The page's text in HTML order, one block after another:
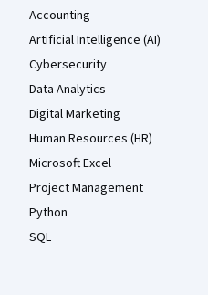
Accounting
Artificial Intelligence (AI)
Cybersecurity
Data Analytics
Digital Marketing
Human Resources (HR)
Microsoft Excel
Project Management
Python
SQL